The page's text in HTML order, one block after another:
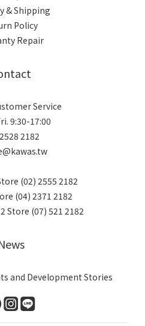
& Shipping
Policy
Repair
Service
9:30-17:00
2182
(02) 2555 2182
(04) 2371 2182
Store (07) 521 2182
and Development Stories